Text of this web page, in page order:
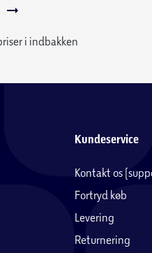
i indbakken
Kundeservice
Kontakt os
Fortryd køb
Levering
Returnering